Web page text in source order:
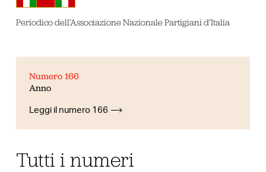
Periodico dell’Associazione Nazionale Partigiani d’Italia
Numero 166
Anno
Leggi il numero 166
Tutti i numeri